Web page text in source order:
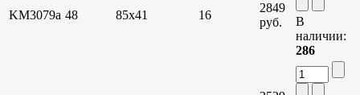
KM3079a 48 85х41 16
2849
руб.
В
наличии:
286